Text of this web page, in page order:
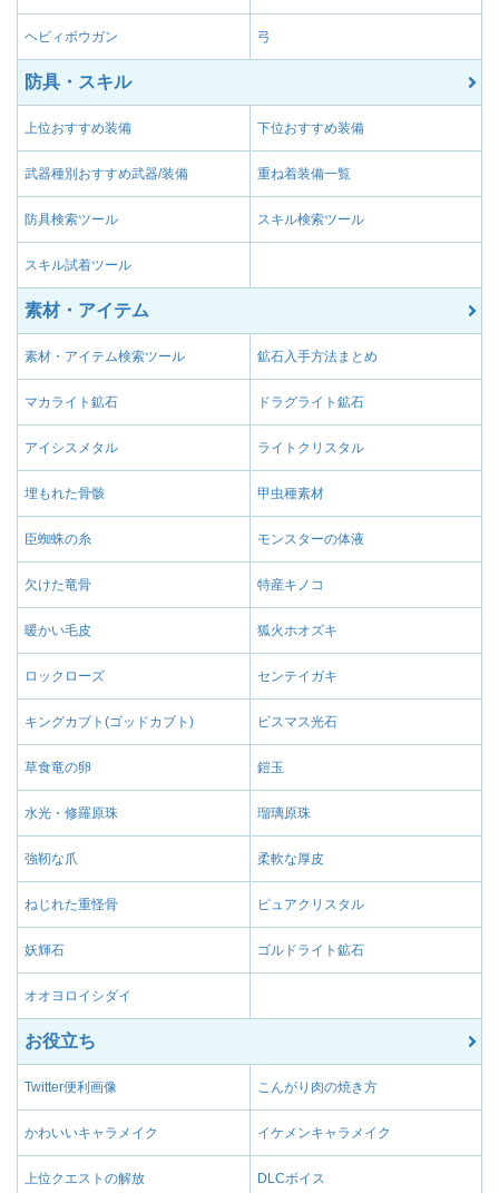
ヘビィボウガン 弓
防具・スキル
上位おすすめ装備 下位おすすめ装備
武器種別おすすめ武器/装備 重ね着装備一覧
防具検索ツール スキル検索ツール
スキル試着ツール
素材・アイテム
素材・アイテム検索ツール 鉱石入手方法まとめ
マカライト鉱石 ドラグライト鉱石
アイシスメタル ライトクリスタル
埋もれた骨骸 甲虫種素材
臣蜘蛛の糸 モンスターの体液
欠けた竜骨 特産キノコ
暖かい毛皮 狐火ホオズキ
ロックローズ センテイガキ
キングカブト(ゴッドカブト) ビスマス光石
草食竜の卵 鎧玉
水光・修羅原珠 瑠璃原珠
強靭な爪 柔軟な厚皮
ねじれた重怪骨 ピュアクリスタル
妖輝石 ゴルドライト鉱石
オオヨロイシダイ
お役立ち
Twitter便利画像 こんがり肉の焼き方
かわいいキャラメイク イケメンキャラメイク
上位クエストの解放 DLCボイス